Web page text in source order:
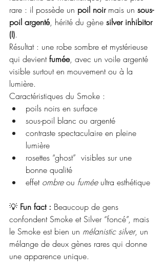
rare : il possède un poil noir mais un sous-
poil argenté, hérité du gène silver inhibitor
(I).
Résultat : une robe sombre et mystérieuse
qui devient fumée, avec un voile argenté
visible surtout en mouvement ou à la
lumière.
Caractéristiques du Smoke :
poils noirs en surface
sous-poil blanc ou argenté
contraste spectaculaire en pleine
lumière
rosettes “ghost”  visibles sur une
bonne qualité
effet ombre ou fumée ultra esthétique
💡 Fun fact : Beaucoup de gens
confondent Smoke et Silver “foncé”, mais
le Smoke est bien un mélanistic silver, un
mélange de deux gènes rares qui donne
une apparence unique.